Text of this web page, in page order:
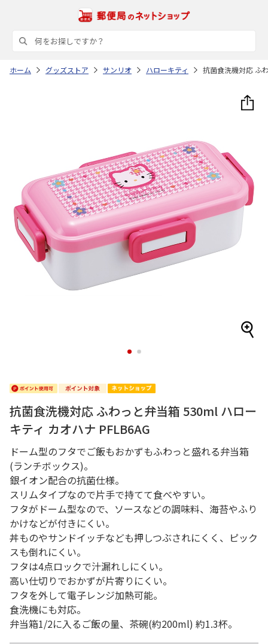
ホーム グッズストア サンリオ ハローキティ 抗菌食洗機対応 ふ
1 2
抗菌食洗機対応 ふわっと弁当箱 530ml ハロー
キティ カオハナ PFLB6AG
ドーム型のフタでご飯もおかずもふわっと盛れる弁当箱
(ランチボックス)。
銀イオン配合の抗菌仕様。
スリムタイプなので片手で持てて食べやすい。
フタがドーム型なので、ソースなどの調味料、海苔やふり
かけなどが付きにくい。
丼ものやサンドイッチなども押しつぶされにくく、ピック
スも倒れにくい。
フタは4点ロックで汁漏れしにくい。
高い仕切りでおかずが片寄りにくい。
フタを外して電子レンジ加熱可能。
食洗機にも対応。
弁当箱1/2に入るご飯の量、茶碗(約200ml) 約1.3杯。